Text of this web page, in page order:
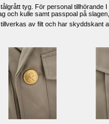
tyg. För personal tillhörande
och kulle samt passpoal på
tillverkas av filt och har skyddskant